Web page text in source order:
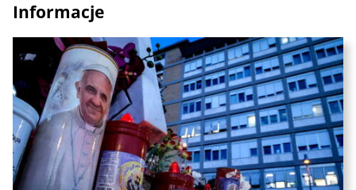
Informacje